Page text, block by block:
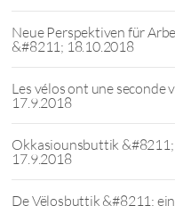
Neue Perspektiven für
&#8211; 18.10.2018
Les vélos ont une
17.9.2018
Okkasiounsbuttik
17.9.2018
De Vëlosbuttik &#8211;